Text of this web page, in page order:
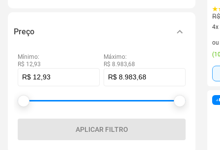
Preço
Mínimo:
R$ 12,93
Máximo:
R$ 8.983,68
APLICAR FILTRO
4x
4
ou
(